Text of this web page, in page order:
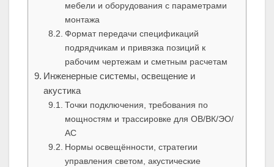
мебели и оборудования с параметрами
монтажа
Формат передачи спецификаций
подрядчикам и привязка позиций к
рабочим чертежам и сметным расчетам
Инженерные системы, освещение и
акустика
Точки подключения, требования по
мощностям и трассировке для ОВ/ВК/ЭО/
АС
Нормы освещённости, стратегии
управления светом, акустические